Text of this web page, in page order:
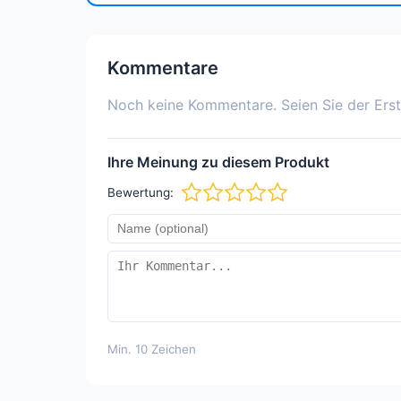
Kommentare
Noch keine Kommentare. Seien Sie der
Ihre Meinung zu diesem Produkt
Bewertung:
Min. 10 Zeichen